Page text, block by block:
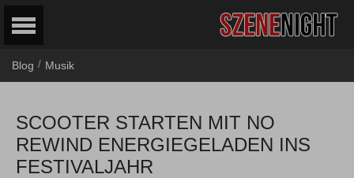
Blog / Musik
SCOOTER STARTEN MIT NO
REWIND ENERGIEGELADEN INS
FESTIVALJAHR